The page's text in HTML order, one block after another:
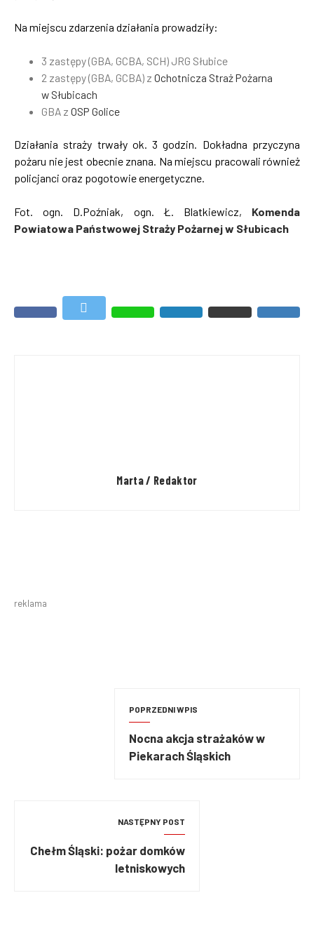
Na miejscu zdarzenia działania prowadziły:
3 zastępy (GBA, GCBA, SCH) JRG Słubice
2 zastępy (GBA, GCBA) z Ochotnicza Straż Pożarna
w Słubicach
GBA z OSP Golice
Działania straży trwały ok. 3 godzin. Dokładna przyczyna
pożaru nie jest obecnie znana. Na miejscu pracowali również
policjanci oraz pogotowie energetyczne.
Fot. ogn. D.Poźniak, ogn. Ł. Blatkiewicz, Komenda
Powiatowa Państwowej Straży Pożarnej w Słubicach
Marta / Redaktor
reklama
POPRZEDNI WPIS
Nocna akcja strażaków w
Piekarach Śląskich
NASTĘPNY POST
Chełm Śląski: pożar domków
letniskowych